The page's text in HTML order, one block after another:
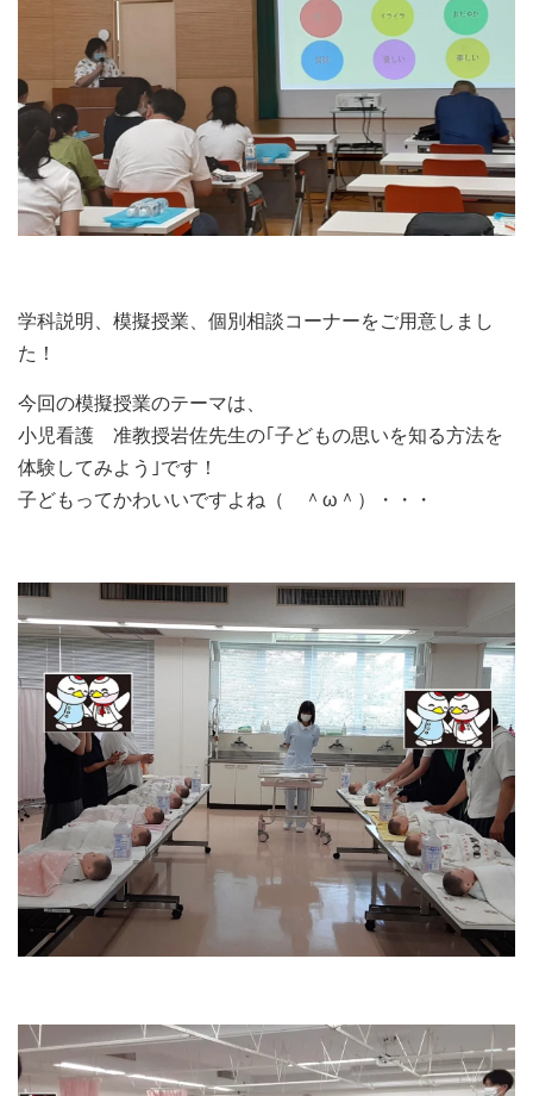
学科説明、模擬授業、個別相談コーナーをご用意しまし
た！
今回の模擬授業のテーマは、
小児看護 准教授岩佐先生の｢子どもの思いを知る方法を
体験してみよう｣です！
子どもってかわいいですよね（ ＾ω＾）・・・